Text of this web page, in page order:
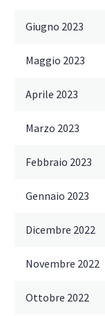
Giugno 2023
Maggio 2023
Aprile 2023
Marzo 2023
Febbraio 2023
Gennaio 2023
Dicembre 2022
Novembre 2022
Ottobre 2022